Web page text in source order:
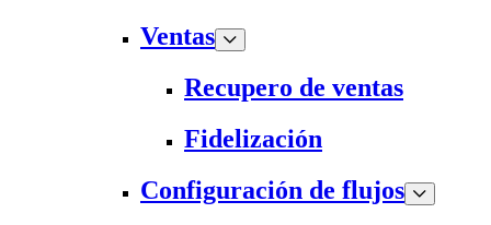
Ventas
Recupero de ventas
Fidelización
Configuración de flujos